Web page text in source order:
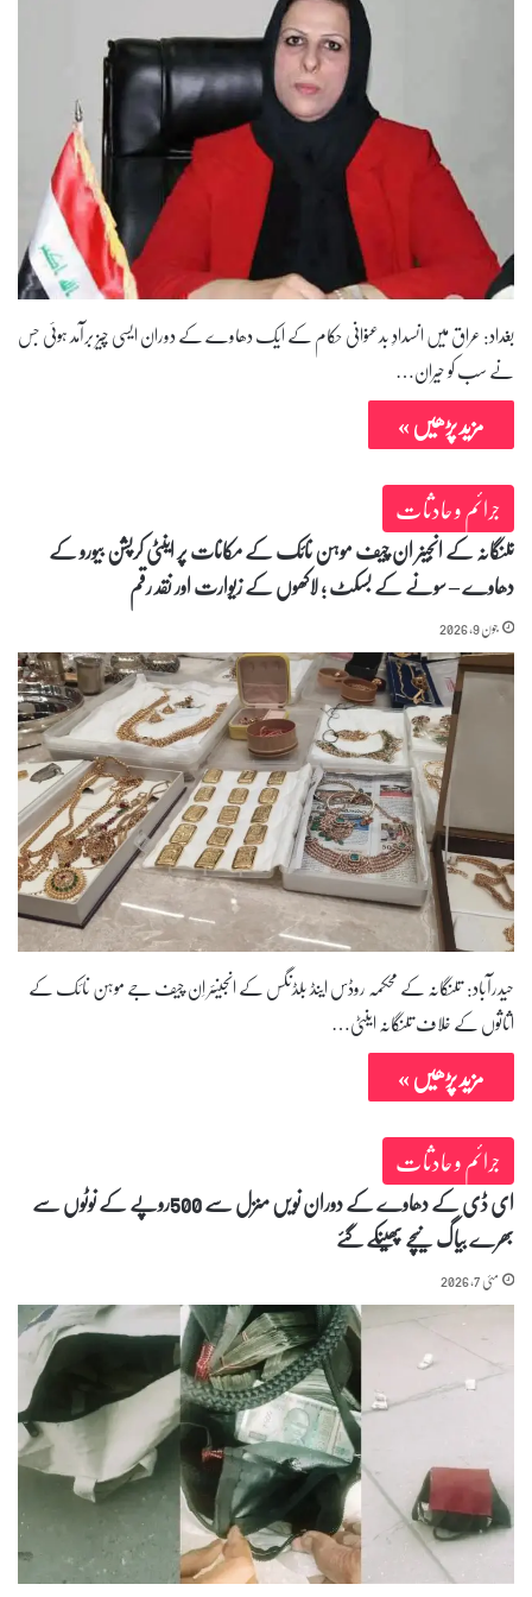
بغداد: عراق میں انسدادِ بدعنوانی حکام کے ایک دھاوے کے دوران ایسی چیز برآمد ہوئی جس
نے سب کو حیران…
مزید پڑھیں »
جرائم و حادثات
تلنگانہ کے انجینر ان چیف موہن نائک کے مکانات پر اینٹی کرپشن بیورو کے
دھاوے – سونے کے بسکٹ ؛ لاکھوں کے زیوارت اور نقد رقم
جون 9, 2026
حیدرآباد: تلنگانہ کے محکمہ روڈس اینڈ بلڈنگس کے انجینئر اِن چیف جے موہن نائک کے
اثاثوں کے خلاف تلنگانہ اینٹی…
مزید پڑھیں »
جرائم و حادثات
ای ڈی کے دھاوے کے دوران نویں منزل سے 500روپے کے نوٹوں سے
بھرے بیاگ نیچے پھینکے گئے
مئی 7, 2026